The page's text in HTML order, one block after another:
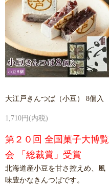
大江戸きんつば（小豆） 8個入
1,710円(内税)
第２０回 全国菓子大博覧
会 「総裁賞」受賞
北海道産小豆を甘さ控えめ、風
味豊かなきんつばです。